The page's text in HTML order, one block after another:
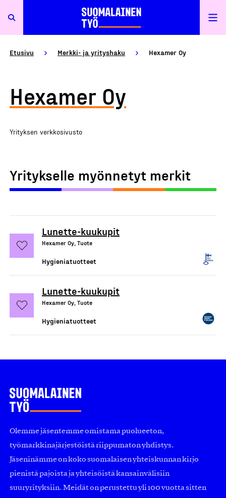
Etusivu Merkki- ja yrityshaku Hexamer Oy
Hexamer Oy
Yrityksen verkkosivusto
Yritykselle myönnetyt merkit
Lunette-kuukupit
Hexamer Oy, Tuote
Hygieniatuotteet
Lunette-kuukupit
Hexamer Oy, Tuote
Hygieniatuotteet
Olemme jäsentemme omistama puolueeton,
työmarkkinajärjestöistä riippumaton yhdistys.
Jäseninämme on koko suomalaisen yhteiskunnan kirjo
pienistä pajoista ja yhteisöistä kansainvälisiin
suuryrityksiin. Meidät on perustettu yli 100 vuotta sitten